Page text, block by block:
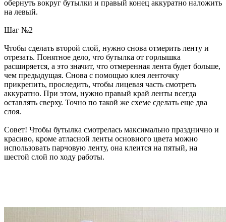
обернуть вокруг бутылки и правый конец аккуратно наложить
на левый.
Шаг №2
Чтобы сделать второй слой, нужно снова отмерить ленту и
отрезать. Понятное дело, что бутылка от горлышка
расширяется, а это значит, что отмеренная лента будет больше,
чем предыдущая. Снова с помощью клея ленточку
прикрепить, проследить, чтобы лицевая часть смотреть
аккуратно. При этом, нужно правый край ленты всегда
оставлять сверху. Точно по такой же схеме сделать еще два
слоя.
Совет! Чтобы бутылка смотрелась максимально празднично и
красиво, кроме атласной ленты основного цвета можно
использовать парчовую ленту, она клеится на пятый, на
шестой слой по ходу работы.